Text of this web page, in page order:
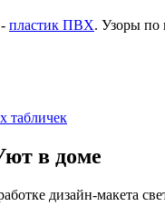
пластик ПВХ. Узоры по
табличек
в доме
дизайн-макета